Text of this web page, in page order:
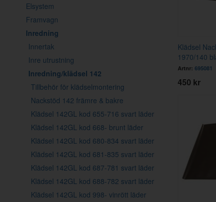
Elsystem
Framvagn
Inredning
Innertak
Inre utrustning
Inredning/klädsel 142
Tillbehör för klädselmontering
Nackstöd 142 främre & bakre
Klädsel 142GL kod 655-716 svart läder
Klädsel 142GL kod 668- brunt läder
Klädsel 142GL kod 680-834 svart läder
Klädsel 142GL kod 681-835 svart läder
Klädsel 142GL kod 687-781 svart läder
Klädsel 142GL kod 688-782 svart läder
Klädsel 142GL kod 998- vinrött läder
Klädsel
1970/140
Artnr: 695081
450 kr